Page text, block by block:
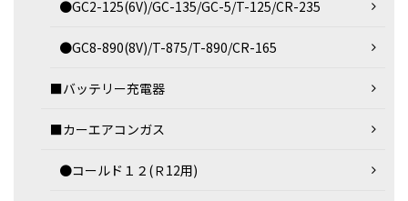
●GC2-125(6V)/GC-135/GC-5/T-125/CR-235
●GC8-890(8V)/T-875/T-890/CR-165
■バッテリー充電器
■カーエアコンガス
●コールド１２(Ｒ12用)